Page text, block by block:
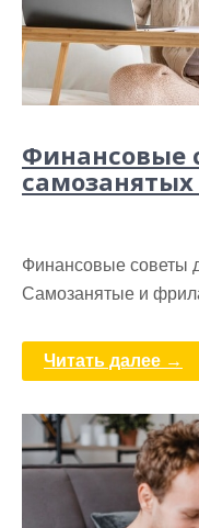
Финансовые
Финансовые советы
Самозанятые и
Читать далее →